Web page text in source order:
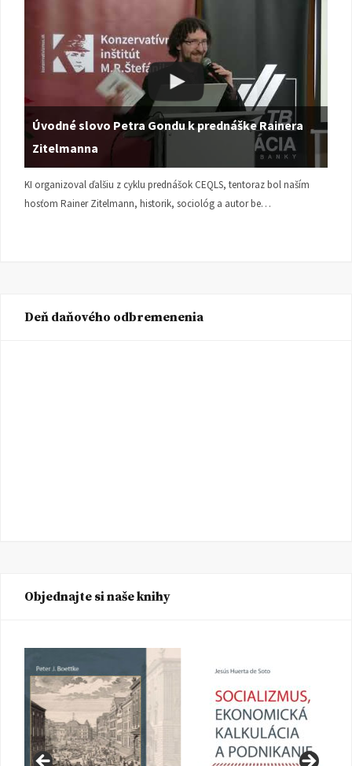
Úvodné slovo Petra Gondu k prednáške Rainera
Zitelmanna
KI organizoval ďalšiu z cyklu prednášok CEQLS, tentoraz bol naším
hosťom Rainer Zitelmann, historik, sociológ a autor be…
Deň daňového odbremenenia
Objednajte si naše knihy